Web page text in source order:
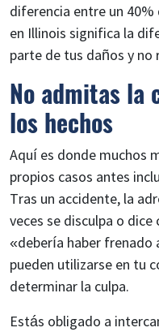
diferencia entre un 40%
en Illinois significa la
parte de tus daños y no
No admitas la
los hechos
Aquí es donde muchos
propios casos antes
Tras un accidente, la
veces se disculpa o
«debería haber frenado
pueden utilizarse en tu
determinar la culpa.
Estás obligado a